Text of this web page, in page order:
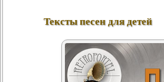
Тексты песен для детей